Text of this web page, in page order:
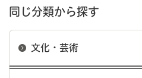
同じ分類から探す
文化・芸術